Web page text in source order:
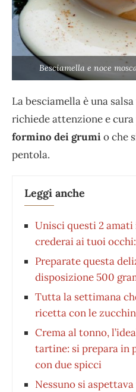
Besciamella e noce
La besciamella è una
richiede attenzione e cura
formino dei grumio che
pentola.
Leggi anche
Unisci questi 2
crederai ai tuoi
Preparate questa
disposizione 500
Tutta la settimana
ricetta con le
Crema al tonno,
tartine: si prepara in
con due spicci
Nessuno si